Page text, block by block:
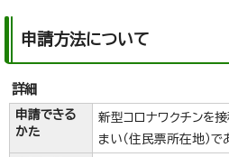
申請方法について
詳細
申請できる
かた
新型コロナワクチンを
まい（住民票所在地）で